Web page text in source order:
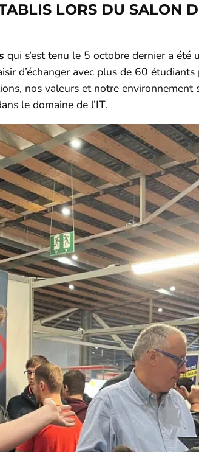
LORS DU SALON
qui s’est tenu le 5 octobre dernier a été
d’échanger avec plus de 60
nos valeurs et notre environnement
le domaine de l’IT.